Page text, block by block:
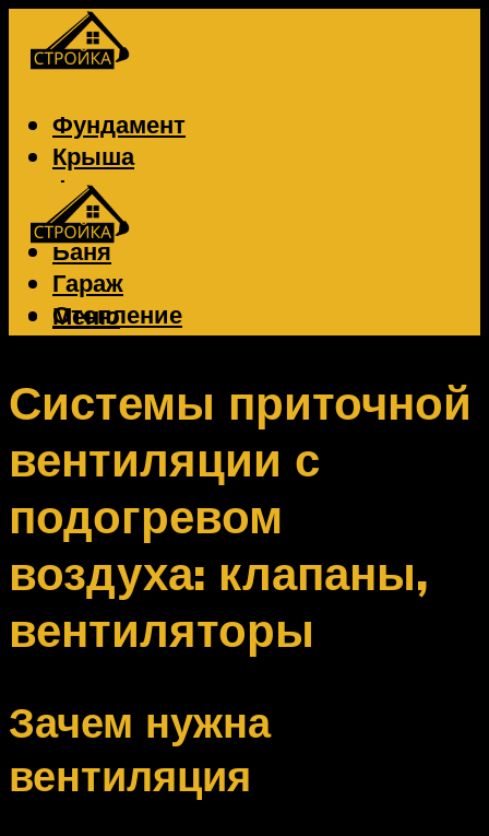
Фундамент
Крыша
Фасад
Забор
Баня
Гараж
Отопление
Вентиляция
Меню
Меню
Системы приточной
вентиляции с
подогревом
воздуха: клапаны,
вентиляторы
Зачем нужна
вентиляция